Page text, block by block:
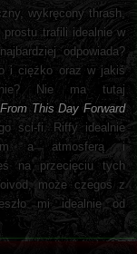
wykręcony thrash,
trafili idealnie w
odpowiada?
i ciężko oraz w jakiś
Nie ma tutaj
From This Day Forward
sci-fi. Riffy idealnie
a atmosferą i
na przecięciu tych
może czegoś z
mi idealnie od